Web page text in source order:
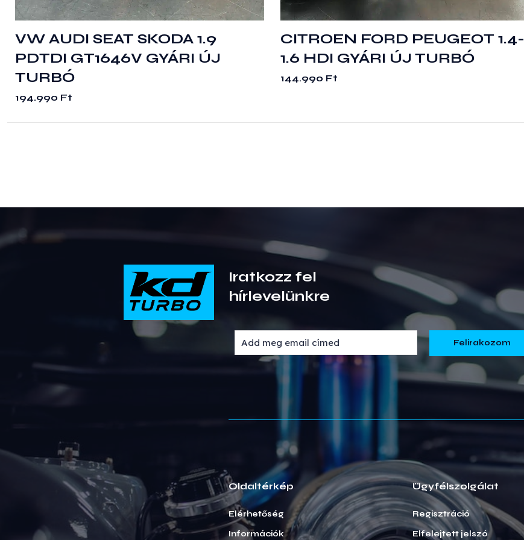
VW AUDI SEAT SKODA 1.9
PDTDI GT1646V GYÁRI ÚJ
TURBÓ
194.990 Ft
CITROEN FORD PEUGEOT 1.4-
1.6 HDI GYÁRI ÚJ TURBÓ
144.990 Ft
Iratkozz fel
hírlevelünkre
Oldaltérkép
Elérhetőség
Információk
Ügyfélszolgálat
Regisztráció
Elfelejtett jelszó